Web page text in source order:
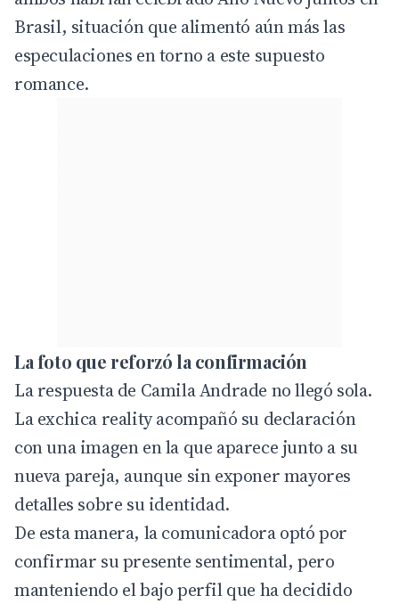
Brasil, situación que alimentó aún más las
especulaciones en torno a este supuesto
romance.
La foto que reforzó la confirmación
La respuesta de Camila Andrade no llegó sola.
La exchica reality acompañó su declaración
con una imagen en la que aparece junto a su
nueva pareja, aunque sin exponer mayores
detalles sobre su identidad.
De esta manera, la comunicadora optó por
confirmar su presente sentimental, pero
manteniendo el bajo perfil que ha decidido